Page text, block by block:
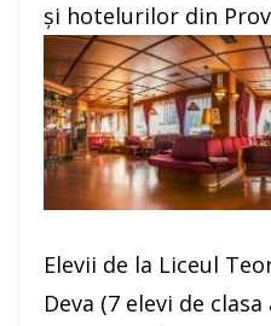
și hotelurilor din
Elevii de la Liceul
Deva (7 elevi de